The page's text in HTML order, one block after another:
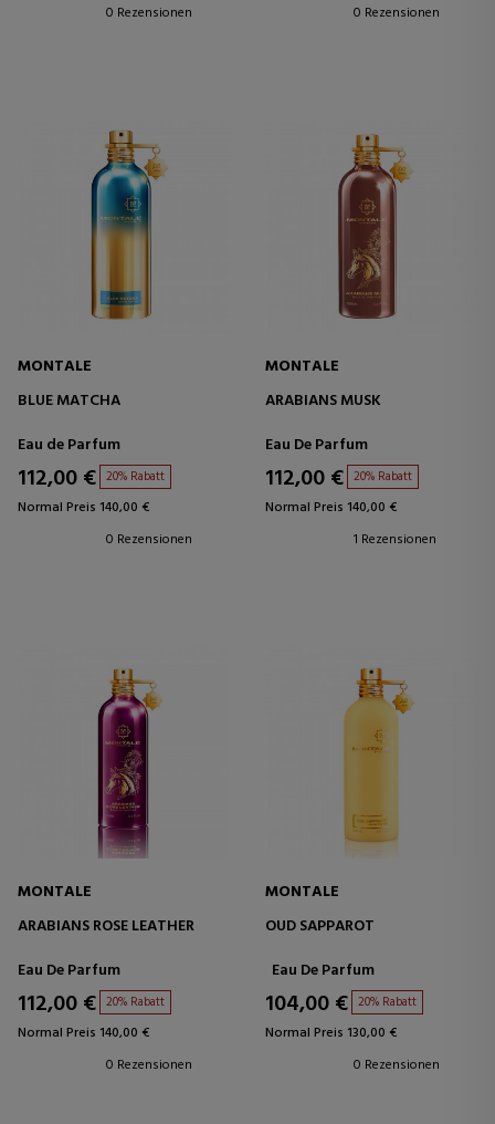
0 Rezensionen
0 Rezensionen
MONTALE
BLUE MATCHA
Eau de Parfum
112,00 € 20% Rabatt
Normal Preis 140,00 €
0 Rezensionen
MONTALE
ARABIANS MUSK
Eau De Parfum
112,00 € 20% Rabatt
Normal Preis 140,00 €
1 Rezensionen
MONTALE
ARABIANS ROSE LEATHER
Eau De Parfum
112,00 € 20% Rabatt
Normal Preis 140,00 €
0 Rezensionen
MONTALE
OUD SAPPAROT
Eau De Parfum
104,00 € 20% Rabatt
Normal Preis 130,00 €
0 Rezensionen